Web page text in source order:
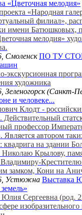
«Цветочная мелодия»
«Народная
филиал»,
имени Батюшковых,
мелодия»
СмоленскПО ТУ
экскурсионная
художника
Зеленогорск (Санкт-
и человеке...
Клодт -
Действительный
профессор
Является автором
квадрига на здании
Крылову,
замком, Кони на
Устюжна Выставка
Сергеевна (род.
изобразительного